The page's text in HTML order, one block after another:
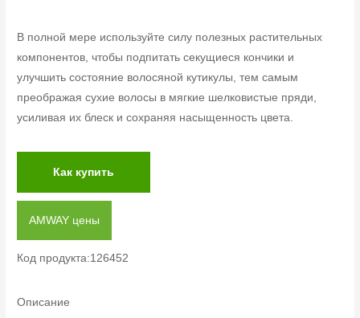
В полной мере используйте силу полезных растительных
компонентов, чтобы подпитать секущиеся кончики и
улучшить состояние волосяной кутикулы, тем самым
преображая сухие волосы в мягкие шелковистые пряди,
усиливая их блеск и сохраняя насыщенность цвета.
Как купить
AMWAY цены
Код продукта:126452
Описание